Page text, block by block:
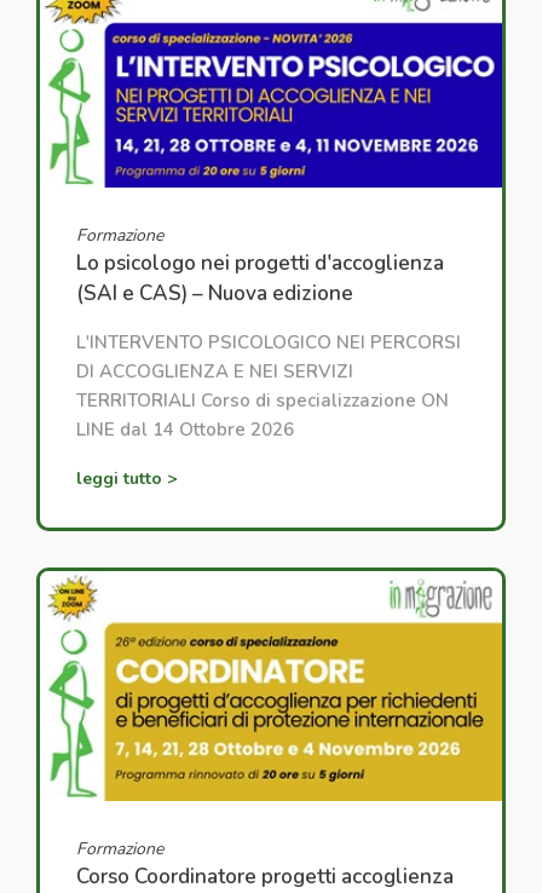
Formazione
Lo psicologo nei progetti d'accoglienza
(SAI e CAS) – Nuova edizione
L'INTERVENTO PSICOLOGICO NEI PERCORSI
DI ACCOGLIENZA E NEI SERVIZI
TERRITORIALI Corso di specializzazione ON
LINE dal 14 Ottobre 2026
leggi tutto >
Formazione
Corso Coordinatore progetti accoglienza